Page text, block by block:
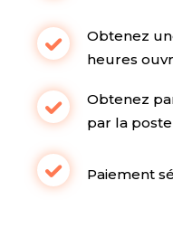
Obtenez
heures
Obtenez
par la
Paiement